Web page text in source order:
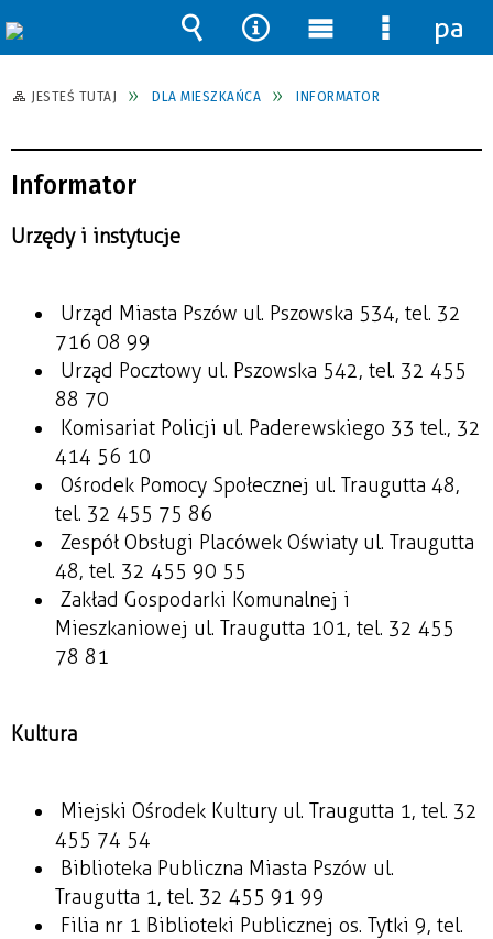
JESTEŚ TUTAJ DLA MIESZKAŃCA INFORMATOR
Informator
Urzędy i instytucje
Urząd Miasta Pszów ul. Pszowska 534, tel. 32
716 08 99
Urząd Pocztowy ul. Pszowska 542, tel. 32 455
88 70
Komisariat Policji ul. Paderewskiego 33 tel., 32
414 56 10
Ośrodek Pomocy Społecznej ul. Traugutta 48,
tel. 32 455 75 86
Zespół Obsługi Placówek Oświaty ul. Traugutta
48, tel. 32 455 90 55
Zakład Gospodarki Komunalnej i
Mieszkaniowej ul. Traugutta 101, tel. 32 455
78 81
Kultura
Miejski Ośrodek Kultury ul. Traugutta 1, tel. 32
455 74 54
Biblioteka Publiczna Miasta Pszów ul.
Traugutta 1, tel. 32 455 91 99
Filia nr 1 Biblioteki Publicznej os. Tytki 9, tel.
Wyszukiwarka
Narzędzia
Menu
główne
Menu